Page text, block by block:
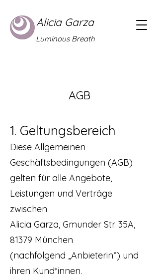
Alicia Garza
Luminous Breath
AGB
1. Geltungsbereich
Diese Allgemeinen
Geschäftsbedingungen (AGB)
gelten für alle Angebote,
Leistungen und Verträge
zwischen
Alicia Garza, Gmunder Str. 35A,
81379 München
(nachfolgend „Anbieterin“) und
ihren Kund*innen.